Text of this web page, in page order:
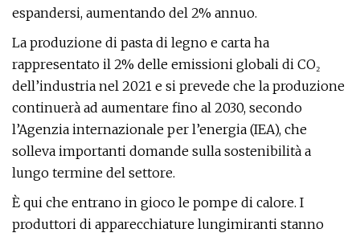
espandersi, aumentando del 2% annuo.
La produzione di pasta di legno e carta ha
rappresentato il 2% delle emissioni globali di CO₂
dell’industria nel 2021 e si prevede che la produzione
continuerà ad aumentare fino al 2030, secondo
l’Agenzia internazionale per l’energia (IEA), che
solleva importanti domande sulla sostenibilità a
lungo termine del settore.
È qui che entrano in gioco le pompe di calore. I
produttori di apparecchiature lungimiranti stanno